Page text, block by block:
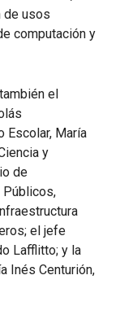
de usos
computación y
el
Escolar, María
y
de
Públicos,
el jefe
Lafflitto; y la
Inés Centurión,